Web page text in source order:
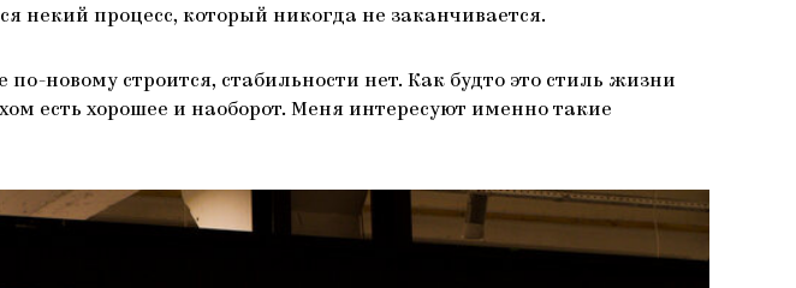
некий процесс, который никогда не заканчивается.
новому строится, стабильности нет. Как будто это стиль жизни
есть хорошее и наоборот. Меня интересуют именно такие